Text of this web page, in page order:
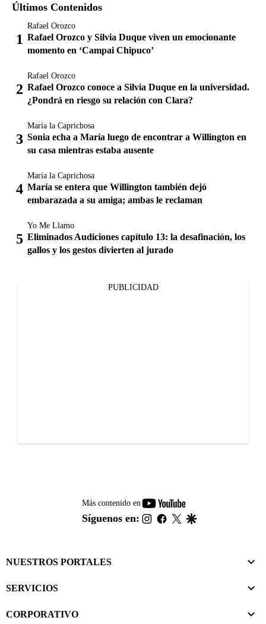
Últimos Contenidos
Rafael Orozco
Rafael Orozco y Silvia Duque viven un emocionante
momento en ‘Campai Chipuco’
Rafael Orozco
Rafael Orozco conoce a Silvia Duque en la universidad.
¿Pondrá en riesgo su relación con Clara?
María la Caprichosa
Sonia echa a María luego de encontrar a Willington en
su casa mientras estaba ausente
María la Caprichosa
María se entera que Willington también dejó
embarazada a su amiga; ambas le reclaman
Yo Me Llamo
Eliminados Audiciones capítulo 13: la desafinación, los
gallos y los gestos divierten al jurado
PUBLICIDAD
Más contenido en
youtube-
footer
Síguenos en: instagram
facebook
twitter
NUESTROS PORTALES
SERVICIOS
CORPORATIVO